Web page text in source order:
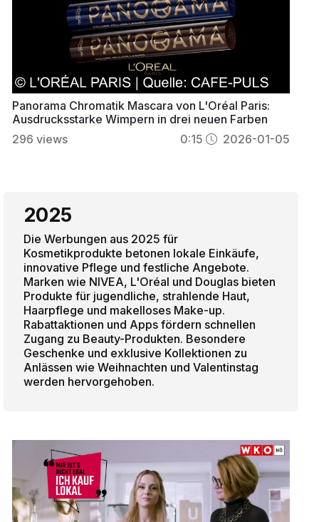
Panorama Chromatik Mascara von L'Oréal Paris:
Ausdrucksstarke Wimpern in drei neuen Farben
296 views 0:15 2026-01-05
2025
Die Werbungen aus 2025 für
Kosmetikprodukte betonen lokale Einkäufe,
innovative Pflege und festliche Angebote.
Marken wie NIVEA, L'Oréal und Douglas bieten
Produkte für jugendliche, strahlende Haut,
Haarpflege und makelloses Make-up.
Rabattaktionen und Apps fördern schnellen
Zugang zu Beauty-Produkten. Besondere
Geschenke und exklusive Kollektionen zu
Anlässen wie Weihnachten und Valentinstag
werden hervorgehoben.